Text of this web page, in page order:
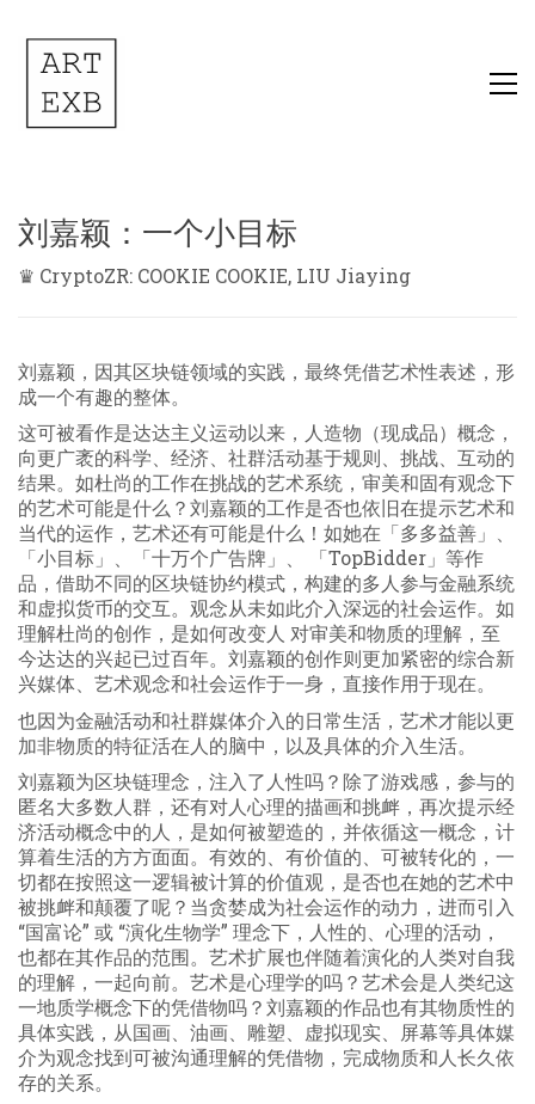
刘嘉颖：一个小目标
♛ CryptoZR: COOKIE COOKIE, LIU Jiaying
刘嘉颖，因其区块链领域的实践，最终凭借艺术性表述，形
成一个有趣的整体。
这可被看作是达达主义运动以来，人造物（现成品）概念，
向更广袤的科学、经济、社群活动基于规则、挑战、互动的
结果。如杜尚的工作在挑战的艺术系统，审美和固有观念下
的艺术可能是什么？刘嘉颖的工作是否也依旧在提示艺术和
当代的运作，艺术还有可能是什么！如她在「多多益善」、
「小目标」、「十万个广告牌」、 「TopBidder」等作
品，借助不同的区块链协约模式，构建的多人参与金融系统
和虚拟货币的交互。观念从未如此介入深远的社会运作。如
理解杜尚的创作，是如何改变人 对审美和物质的理解，至
今达达的兴起已过百年。刘嘉颖的创作则更加紧密的综合新
兴媒体、艺术观念和社会运作于一身，直接作用于现在。
也因为金融活动和社群媒体介入的日常生活，艺术才能以更
加非物质的特征活在人的脑中，以及具体的介入生活。
刘嘉颖为区块链理念，注入了人性吗？除了游戏感，参与的
匿名大多数人群，还有对人心理的描画和挑衅，再次提示经
济活动概念中的人，是如何被塑造的，并依循这一概念，计
算着生活的方方面面。有效的、有价值的、可被转化的，一
切都在按照这一逻辑被计算的价值观，是否也在她的艺术中
被挑衅和颠覆了呢？当贪婪成为社会运作的动力，进而引入
“国富论” 或 “演化生物学” 理念下，人性的、心理的活动，
也都在其作品的范围。艺术扩展也伴随着演化的人类对自我
的理解，一起向前。艺术是心理学的吗？艺术会是人类纪这
一地质学概念下的凭借物吗？刘嘉颖的作品也有其物质性的
具体实践，从国画、油画、雕塑、虚拟现实、屏幕等具体媒
介为观念找到可被沟通理解的凭借物，完成物质和人长久依
存的关系。